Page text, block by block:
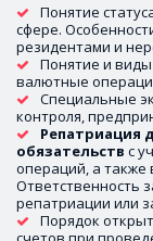
Понятие
сфере.
резидентами и
Понятие и
валютные
Специальные
контроля,
Репатриация
обязательств с
операций, а также
Ответственность
репатриации или
Порядок